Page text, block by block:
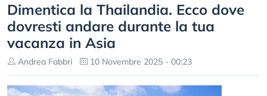
Dimentica la Thailandia. Ecco dove
dovresti andare durante la tua
vacanza in Asia
Andrea Fabbri 10 Novembre 2025 - 00:23